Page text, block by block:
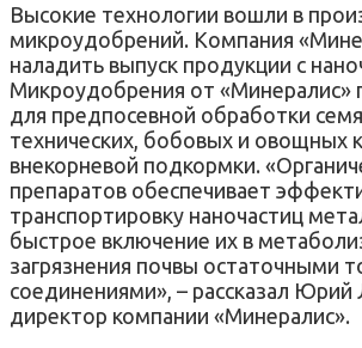
Высокие технологии вошли в
микроудобрений. Компания
наладить выпуск продукции с
Микроудобрения от «Минералис»
для предпосевной обработки
технических, бобовых и овощных
внекорневой подкормки.
препаратов обеспечивает
транспортировку наночастиц
быстрое включение их в
загрязнения почвы остаточными
соединениями», – рассказал Юрий
директор компании «Минералис».